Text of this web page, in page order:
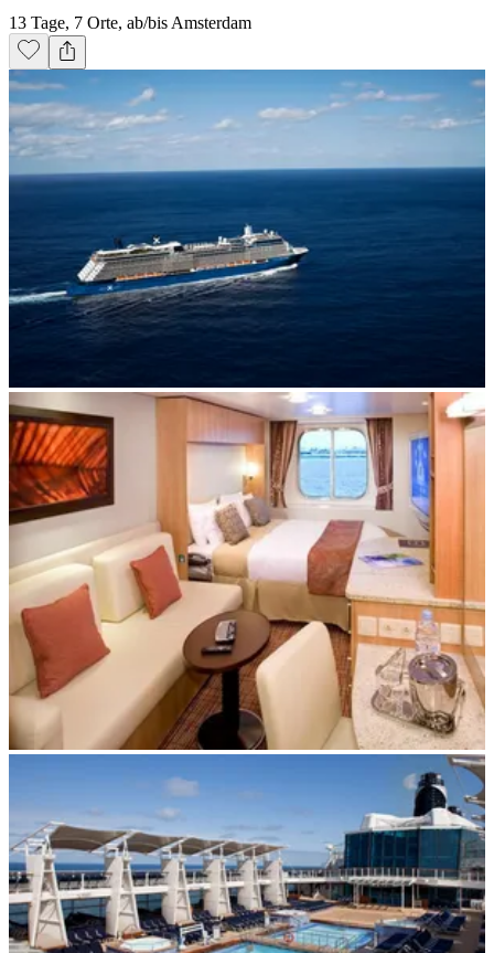
13 Tage, 7 Orte, ab/bis Amsterdam